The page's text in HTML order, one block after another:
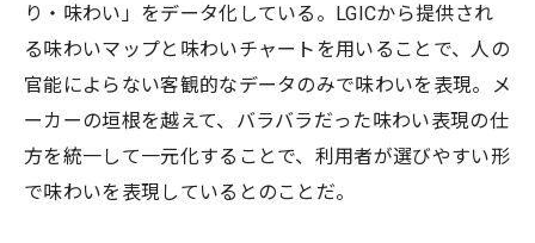
り・味わい」をデータ化している。LGICから提供され
る味わいマップと味わいチャートを用いることで、人の
官能によらない客観的なデータのみで味わいを表現。メ
ーカーの垣根を越えて、バラバラだった味わい表現の仕
方を統一して一元化することで、利用者が選びやすい形
で味わいを表現しているとのことだ。